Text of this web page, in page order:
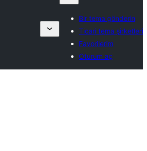
Bir tema gönderin
Ticari tema şirketleri
Favorilerim
Oturum aç